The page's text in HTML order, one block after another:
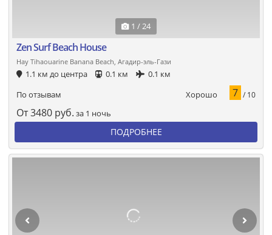
1 / 24
Zen Surf Beach House
Hay Tihaouarine Banana Beach, Агадир-эль-Гази
1.1 км до центра 0.1 км
0.1 км
По отзывам
Хорошо 7 / 10
От3480 руб. за 1 ночь
ПОДРОБНЕЕ